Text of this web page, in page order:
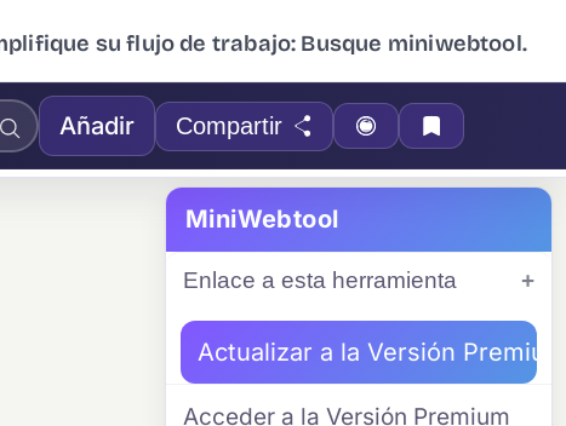
su flujo de trabajo: Busque miniwebtool.
Añadir Compartir
MiniWebtool
Enlace a esta herramienta
Actualizar a la Versión Premium
Acceder a la Versión Premium